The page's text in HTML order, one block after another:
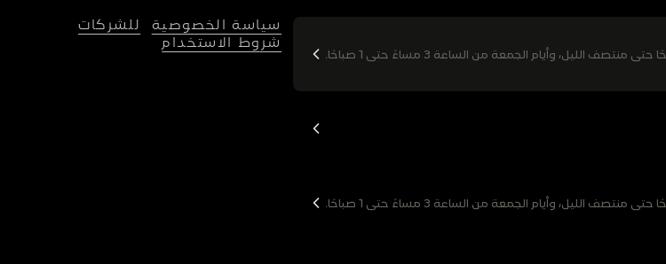
سياسة الخصوصية
شروط الاستخدام
للشركات